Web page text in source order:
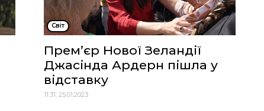
Cвіт
Прем’єр Нової Зеландії
Джасінда Ардерн пішла у
відставку
11:31, 25.01.2023